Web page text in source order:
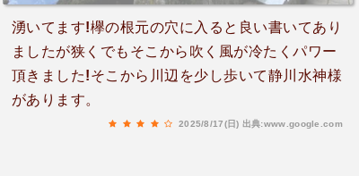
湧いてます!欅の根元の穴に入ると良い書いてあり
ましたが狭くでもそこから吹く風が冷たくパワー
頂きました!そこから川辺を少し歩いて静川水神様
があります。
2025/8/17(日) 出典:www.google.com